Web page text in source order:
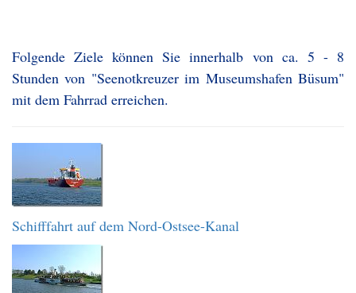
Folgende Ziele können Sie innerhalb von ca. 5 - 8
Stunden von "Seenotkreuzer im Museumshafen Büsum"
mit dem Fahrrad erreichen.
Schifffahrt auf dem Nord-Ostsee-Kanal